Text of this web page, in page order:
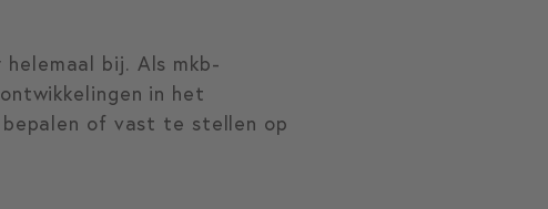
bij. Als mkb-
in het
bepalen of vast te stellen op